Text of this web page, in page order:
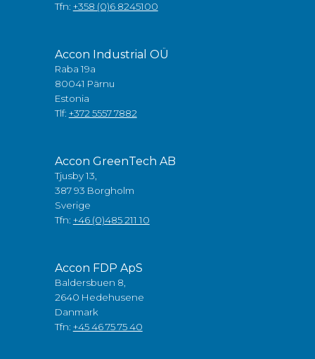
Tfn: +358 (0)6 8245100
Accon Industrial OÜ
Raba 19a
80041 Pärnu
Estonia
Tlf: +372 5557 7882
Accon GreenTech AB
Tjusby 13,
387 93 Borgholm
Sverige
Tfn: +46 (0)485 211 10
Accon FDP ApS
Baldersbuen 8,
2640 Hedehusene
Danmark
Tfn: +45 46 75 75 40